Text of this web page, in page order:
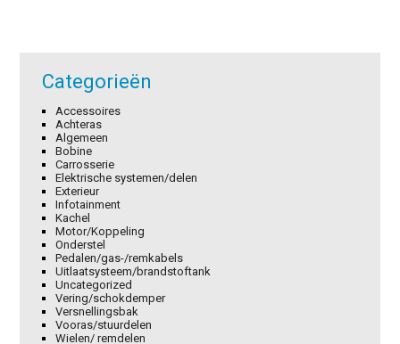
Categorieën
Accessoires
Achteras
Algemeen
Bobine
Carrosserie
Elektrische systemen/delen
Exterieur
Infotainment
Kachel
Motor/Koppeling
Onderstel
Pedalen/gas-/remkabels
Uitlaatsysteem/brandstoftank
Uncategorized
Vering/schokdemper
Versnellingsbak
Vooras/stuurdelen
Wielen/ remdelen